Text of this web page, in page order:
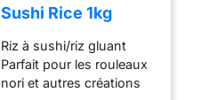
Sushi Rice 1kg
Riz à sushi/riz gluant
Parfait pour les rouleaux
nori et autres créations